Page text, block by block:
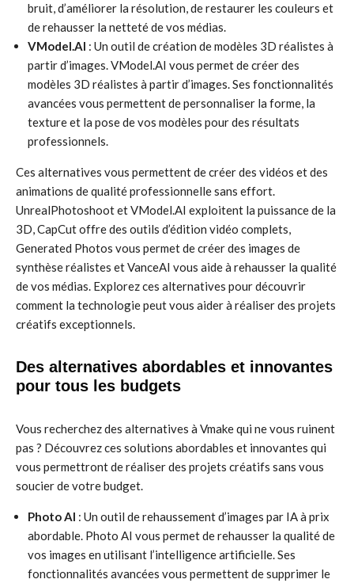
bruit, d’améliorer la résolution, de restaurer les couleurs et
de rehausser la netteté de vos médias.
VModel.AI : Un outil de création de modèles 3D réalistes à
partir d’images. VModel.AI vous permet de créer des
modèles 3D réalistes à partir d’images. Ses fonctionnalités
avancées vous permettent de personnaliser la forme, la
texture et la pose de vos modèles pour des résultats
professionnels.
Ces alternatives vous permettent de créer des vidéos et des
animations de qualité professionnelle sans effort.
UnrealPhotoshoot et VModel.AI exploitent la puissance de la
3D, CapCut offre des outils d’édition vidéo complets,
Generated Photos vous permet de créer des images de
synthèse réalistes et VanceAI vous aide à rehausser la qualité
de vos médias. Explorez ces alternatives pour découvrir
comment la technologie peut vous aider à réaliser des projets
créatifs exceptionnels.
Des alternatives abordables et innovantes
pour tous les budgets
Vous recherchez des alternatives à Vmake qui ne vous ruinent
pas ? Découvrez ces solutions abordables et innovantes qui
vous permettront de réaliser des projets créatifs sans vous
soucier de votre budget.
Photo AI : Un outil de rehaussement d’images par IA à prix
abordable. Photo AI vous permet de rehausser la qualité de
vos images en utilisant l’intelligence artificielle. Ses
fonctionnalités avancées vous permettent de supprimer le